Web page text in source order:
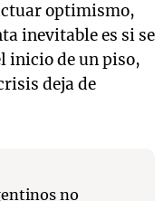
optimismo,
inevitable es si se
inicio de un piso,
deja de
no